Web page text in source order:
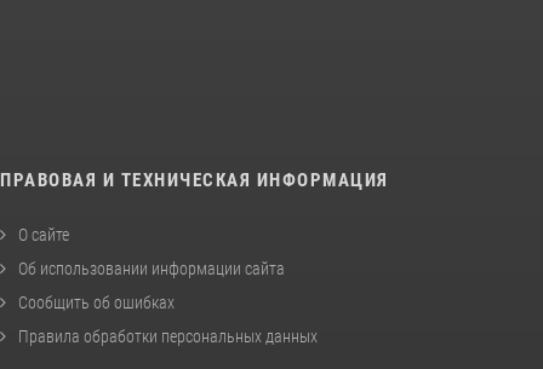
ПРАВОВАЯ И ТЕХНИЧЕСКАЯ ИНФОРМАЦИЯ
О сайте
Об использовании информации сайта
Сообщить об ошибках
Правила обработки персональных данных